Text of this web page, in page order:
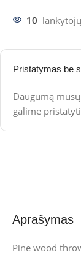
10
Pristatymas be
Daugumą
galime
Aprašymas
Pine wood